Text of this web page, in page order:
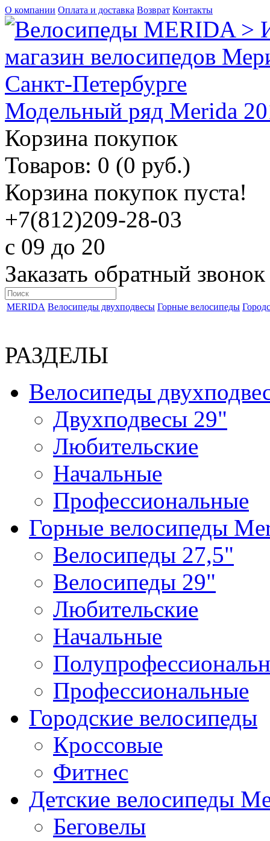
О компании Оплата и доставка Возврат Контакты
Модельный ряд Merida
Корзина покупок
Товаров: 0 (0 руб.)
Корзина покупок пуста!
+7(812)209-28-03
c 09 до 20
Заказать обратный звонок
MERIDA Велосипеды двухподвесы Горные велосипеды
РАЗДЕЛЫ
Велосипеды
Двухподвесы 29"
Любительские
Начальные
Профессиональные
Горные велосипеды
Велосипеды 27,5"
Велосипеды 29"
Любительские
Начальные
Профессиональные
Городские велосипеды
Кроссовые
Фитнес
Детские велосипеды
Беговелы